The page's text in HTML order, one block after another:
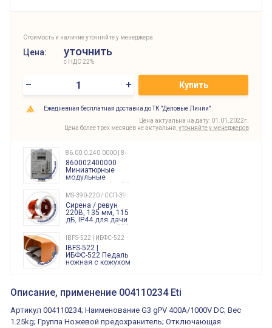
Стоимость и наличие уточняйте у менеджера
Цена: уточнить
с НДС 22%
– + Купить
Ежедневная бесплатная доставка до ТК "Деловые Линии"
Цена актуальна на дату: 01.01.2022г.
Цена более трех месяцев не актуальна, уточняйте у менеджеров
86.00.0.240.0000 | 860002400000
860002400000
Миниатюрные
модульные
таймеры Finder, 12-
240 Вольт AC/DC
Finder
86.00.0.240.0000
MS-390-220 / ССП-390 220В
Сирена / ревун
220В, 135 мм, 115
дБ, IP44 для дачи
производства 220
Вольт звук ситены
"пожарная
тревога"
IBFS-522 | ИБФС-522
IBFS-522 |
ИБФС-522 Педаль
ножная с кожухом
двойная,
15Ампер 250В
XVR13M05L
Маячок
оранжевый
230VAC 130мм
ВКН8108
Описание, применение 004110234 Eti
Артикул 004110234; Наименование G3 gPV 400A/1000V DC; Вес
1.25kg; Группа Ножевой предохранитель; Отключающая